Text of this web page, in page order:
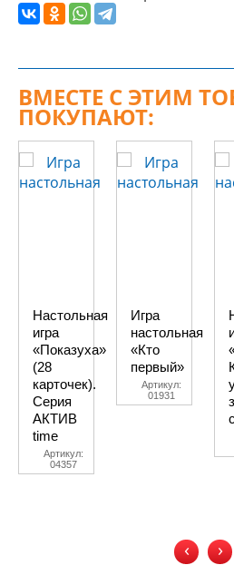
ВМЕСТЕ С ЭТИМ
ПОКУПАЮТ:
Настольная
игра
«Показуха»
(28
карточек).
Серия
АКТИВ
time
Артикул:
04357
Игра
настольная
«Кто
первый»
Артикул:
01931
‹ ›